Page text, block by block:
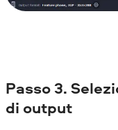
Passo 3.
di output